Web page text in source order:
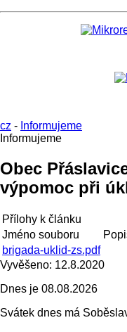
cz - Informujeme
Informujeme
Obec
výpomoc při
Přílohy k článku
Jméno souboru
brigada-uklid-zs.pdf
Vyvěšeno: 12.8.2020
Dnes je 08.08.2026
Svátek dnes má